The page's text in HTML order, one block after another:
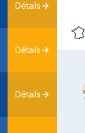
Détails
Détails
Détails